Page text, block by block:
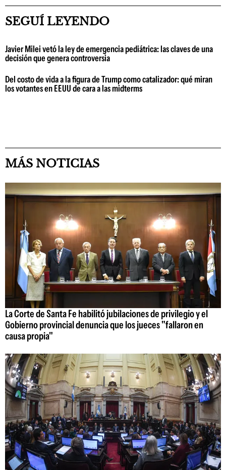
SEGUÍ LEYENDO
Javier Milei vetó la ley de emergencia pediátrica: las claves de una
decisión que genera controversia
Del costo de vida a la figura de Trump como catalizador: qué miran
los votantes en EEUU de cara a las midterms
MÁS NOTICIAS
La Corte de Santa Fe habilitó jubilaciones de privilegio y el
Gobierno provincial denuncia que los jueces "fallaron en
causa propia"